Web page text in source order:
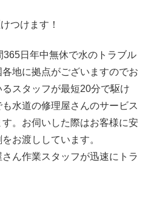
つけます！
日年中無休で水のトラブル
地に拠点がございますのでお
スタッフが最短20分で駆け
水道の修理屋さんのサービス
。お伺いした際はお客様に安
お渡ししています。
ん作業スタッフが迅速にトラ